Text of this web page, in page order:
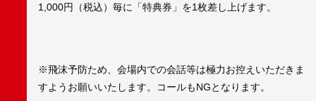
1,000円（税込）毎に「特典券」を1枚差し上げます。
※飛沫予防ため、会場内での会話等は極力お控えいただきま
すようお願いいたします。コールもNGとなります。